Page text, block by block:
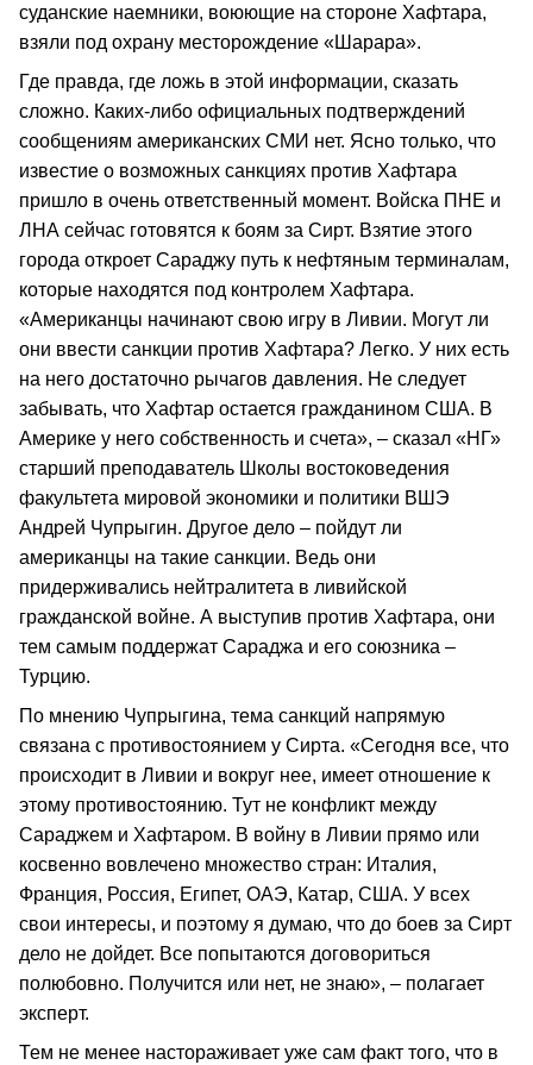
суданские наемники, воюющие на стороне Хафтара,
взяли под охрану месторождение «Шарара».
Где правда, где ложь в этой информации, сказать
сложно. Каких-либо официальных подтверждений
сообщениям американских СМИ нет. Ясно только, что
известие о возможных санкциях против Хафтара
пришло в очень ответственный момент. Войска ПНЕ и
ЛНА сейчас готовятся к боям за Сирт. Взятие этого
города откроет Сараджу путь к нефтяным терминалам,
которые находятся под контролем Хафтара.
«Американцы начинают свою игру в Ливии. Могут ли
они ввести санкции против Хафтара? Легко. У них есть
на него достаточно рычагов давления. Не следует
забывать, что Хафтар остается гражданином США. В
Америке у него собственность и счета», – сказал «НГ»
старший преподаватель Школы востоковедения
факультета мировой экономики и политики ВШЭ
Андрей Чупрыгин. Другое дело – пойдут ли
американцы на такие санкции. Ведь они
придерживались нейтралитета в ливийской
гражданской войне. А выступив против Хафтара, они
тем самым поддержат Сараджа и его союзника –
Турцию.
По мнению Чупрыгина, тема санкций напрямую
связана с противостоянием у Сирта. «Сегодня все, что
происходит в Ливии и вокруг нее, имеет отношение к
этому противостоянию. Тут не конфликт между
Сараджем и Хафтаром. В войну в Ливии прямо или
косвенно вовлечено множество стран: Италия,
Франция, Россия, Египет, ОАЭ, Катар, США. У всех
свои интересы, и поэтому я думаю, что до боев за Сирт
дело не дойдет. Все попытаются договориться
полюбовно. Получится или нет, не знаю», – полагает
эксперт.
Тем не менее настораживает уже сам факт того, что в